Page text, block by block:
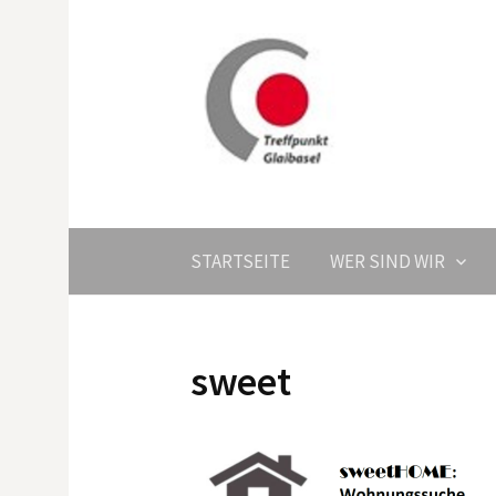
STARTSEITE WER SIND WIR
sweet